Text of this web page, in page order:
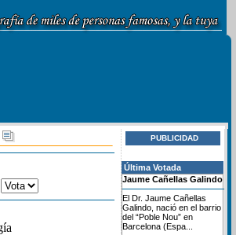
PUBLICIDAD
Última Votada
Jaume Cañellas Galindo
El Dr. Jaume Cañellas
Galindo, nació en el barrio
del “Poble Nou” en
Barcelona (Espa...